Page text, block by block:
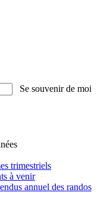
Se souvenir de moi
trimestriels
à venir
annuel des randos